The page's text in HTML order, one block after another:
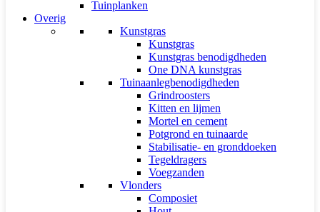
Tuinplanken
Overig
Kunstgras
Kunstgras
Kunstgras benodigdheden
One DNA kunstgras
Tuinaanlegbenodigdheden
Grindroosters
Kitten en lijmen
Mortel en cement
Potgrond en tuinaarde
Stabilisatie- en gronddoeken
Tegeldragers
Voegzanden
Vlonders
Composiet